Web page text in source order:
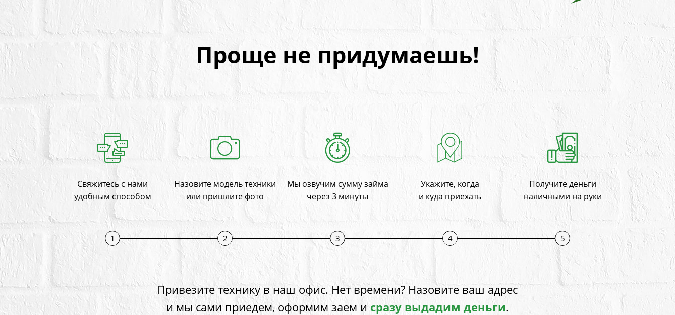
Проще не придумаешь!
Свяжитесь с нами
удобным способом
1
Назовите модель техники
или пришлите фото
2
Мы озвучим сумму займа
через 3 минуты
3
Укажите, когда
и куда приехать
4
Получите деньги
наличными на руки
5
Привезите технику в наш офис. Нет времени? Назовите ваш адрес
и мы сами приедем, оформим заем исразу выдадим деньги.